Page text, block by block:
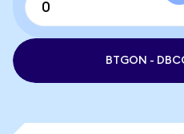
BTGON -